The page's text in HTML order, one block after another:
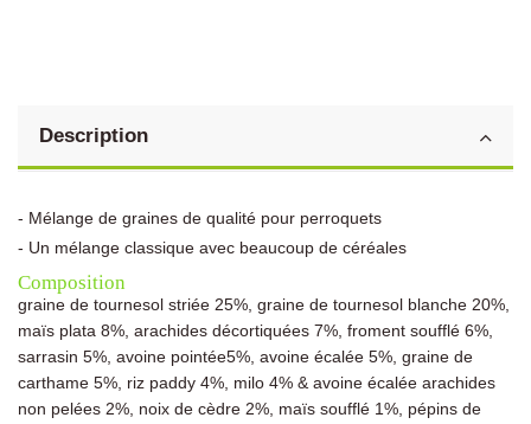
Description
- Mélange de graines de qualité pour perroquets
- Un mélange classique avec beaucoup de céréales
Composition
graine de tournesol striée 25%, graine de tournesol blanche 20%,
maïs plata 8%, arachides décortiquées 7%, froment soufflé 6%,
sarrasin 5%, avoine pointée5%, avoine écalée 5%, graine de
carthame 5%, riz paddy 4%, milo 4% & avoine écalée arachides
non pelées 2%, noix de cèdre 2%, maïs soufflé 1%, pépins de